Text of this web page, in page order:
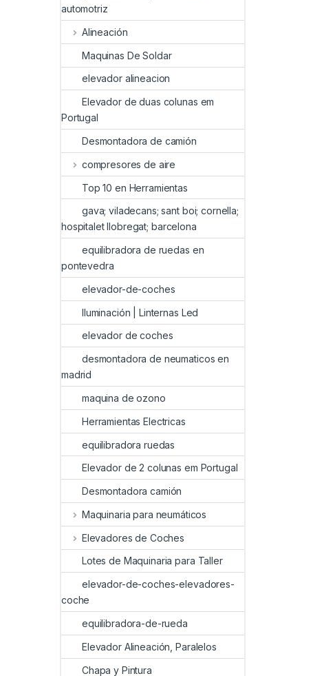
automotriz
Alineación
Maquinas De Soldar
elevador alineacion
Elevador de duas colunas em
Portugal
Desmontadora de camión
compresores de aire
Top 10 en Herramientas
gava; viladecans; sant boi; cornella;
hospitalet llobregat; barcelona
equilibradora de ruedas en
pontevedra
elevador-de-coches
Iluminación | Linternas Led
elevador de coches
desmontadora de neumaticos en
madrid
maquina de ozono
Herramientas Electricas
equilibradora ruedas
Elevador de 2 colunas em Portugal
Desmontadora camión
Maquinaria para neumáticos
Elevadores de Coches
Lotes de Maquinaria para Taller
elevador-de-coches-elevadores-
coche
equilibradora-de-rueda
Elevador Alineación, Paralelos
Chapa y Pintura